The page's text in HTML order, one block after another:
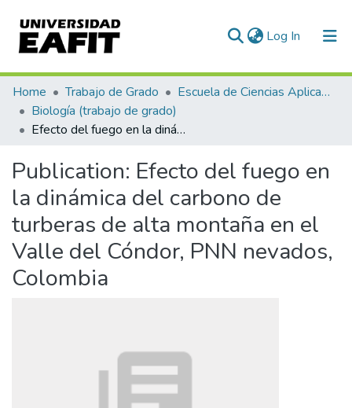
Log In (current)
Communities & Collections
All of DSpace
Home Trabajo de Grado
Escuela de Ciencias Aplicadas e Ingeniería
Biología (trabajo de grado)
Efecto del fuego en la dinámica del carbono de turberas de alta montaña en el Valle del Cóndor, PNN nevados, Colombia
Publication: Efecto del fuego en
la dinámica del carbono de
turberas de alta montaña en el
Valle del Cóndor, PNN nevados,
Colombia